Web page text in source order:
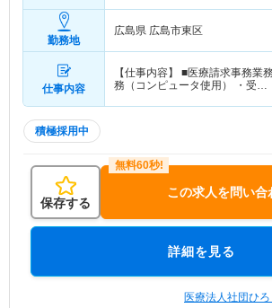
勤務地
広島県 広島市東区
仕事内容
【仕事内容】 ■医療請求事務業
務（コンピュータ使用） ・受…
積極採用中
保存する
この求人を問い合
詳細を見る
医療法人社団ひ